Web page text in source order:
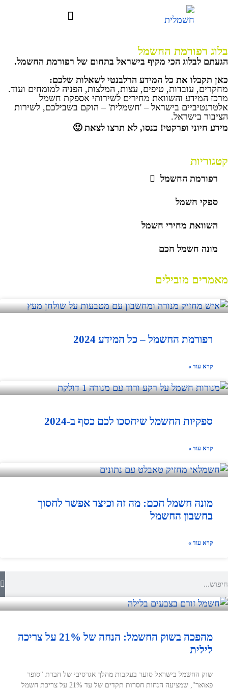
בלוג רפורמת החשמל
הגעתם לבלוג הכי מקיף בישראל בתחום של רפורמת החשמל.
כאן תקבלו את כל המידע הרלבנטי לשאלות שלכם:
מחקרים, עובדות, טיפים, עצות, המלצות, הפניה למומחים ועוד.
מרכז המידע והשוואת מחירים לשירותי אספקת חשמל
אלטרנטיביים בישראל – 'חשמלית' – הוקם בשבילכם, לשירות
הציבור בישראל.
מידע חיוני ופרקטי! כנסו, לא תרצו לצאת 🙂
קטגוריות
רפורמת החשמל
ספקי חשמל
השוואת מחירי חשמל
מונה חשמל חכם
מאמרים מובילים
רפורמת החשמל – כל המידע 2024
קרא עוד »
ספקיות החשמל שיחסכו לכם כסף ב-2024
קרא עוד »
מונה חשמל חכם: מה זה וכיצד אפשר לחסוך
בחשבון החשמל
קרא עוד »
מהפכה בשוק החשמל: הנחה של 21% על צריכה
לילית
שוק החשמל בישראל סוער בעקבות מהלך אגרסיבי של חברת "סופר
פאואר", שמציעה הנחות חסרות תקדים של עד 21% על צריכת חשמל